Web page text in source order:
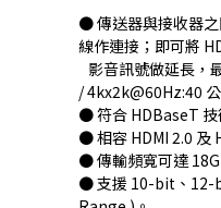
● 傳送器與接收器之
線作連接；即可將
影音訊號做延長，
/ 4kx2k@60Hz:40 公
● 符合 HDBaseT 技
● 相容 HDMI 2.0 及
● 傳輸頻寬可達
● 支援 10-bit、12-